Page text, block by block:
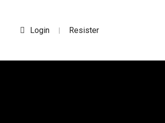
Login | Resister